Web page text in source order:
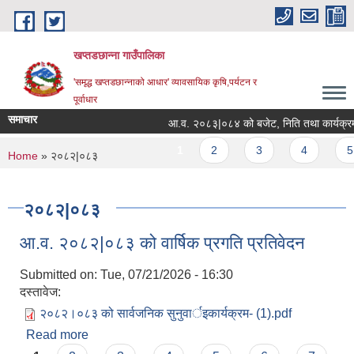
Skip to main content
खप्तडछान्ना गाउँपालिका
'समृद्ध खप्तडछान्नाको आधार' व्यावसायिक कृषि,पर्यटन र
पूर्वाधार
समाचार आ.व. २०८३|०८४ को बजेट, निति तथा कार्यक्रम
Pages
You are here
Home » २०८२|०८३
२०८२|०८३
आ.व. २०८२|०८३ को वार्षिक प्रगति प्रतिवेदन
Submitted on: Tue, 07/21/2026 - 16:30
दस्तावेज:
२०८२।०८३ को सार्वजनिक सुनुवार्इकार्यक्रम- (1).pdf
Read more